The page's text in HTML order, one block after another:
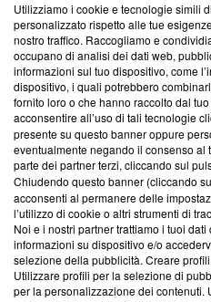
Questa sezione offre
News, sui nostri processi
creare news di qualità. Inoltre,
‘Trust Project - News with
ancora membro del
parte; Trust Project non ha
conformità agli standard.
Su di noi
Team editoriale
Corporate
Redazione
Informativa Privacy
Utilizziamo i cookie e tecnologie simili
personalizzato rispetto alle tue
nostro traffico. Raccogliamo e
occupano di analisi dei dati web,
informazioni sul tuo dispositivo, come
dispositivo, i quali potrebbero
fornito loro o che hanno raccolto dal
acconsentire all’uso di tali tecnologie
presente su questo banner oppure
eventualmente negando il consenso al
parte dei partner terzi, cliccando sul
Chiudendo questo banner (cliccando
acconsenti al permanere delle
l’utilizzo di cookie o altri strumenti di
Noi e i nostri partner trattiamo i tuoi
informazioni su dispositivo e/o
selezione della pubblicità. Creare
Utilizzare profili per la selezione di
per la personalizzazione dei contenuti.